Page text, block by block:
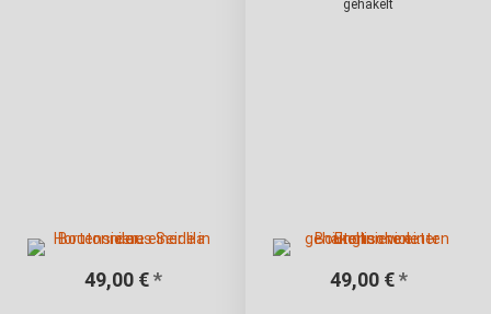
49,00 € *
gehäkelt
49,00 € *